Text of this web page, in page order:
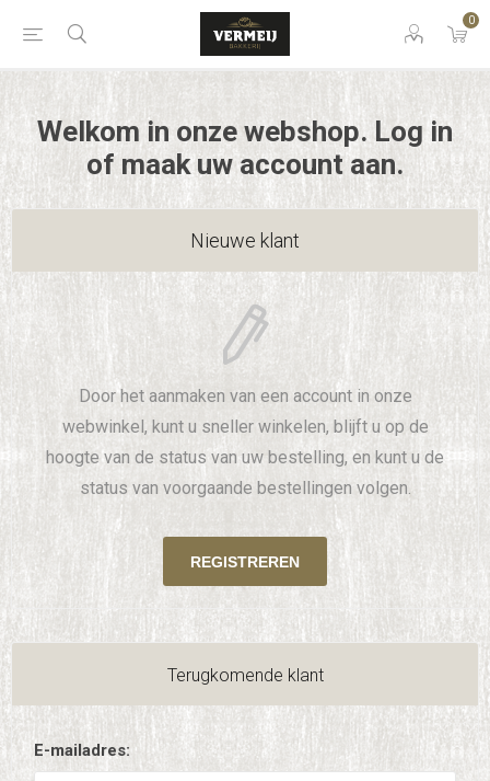
0
Welkom in onze webshop. Log in
of maak uw account aan.
Nieuwe klant
Door het aanmaken van een account in onze
webwinkel, kunt u sneller winkelen, blijft u op de
hoogte van de status van uw bestelling, en kunt u de
status van voorgaande bestellingen volgen.
Terugkomende klant
E-mailadres: